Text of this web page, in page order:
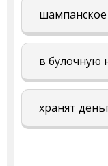
в булочную
хранят